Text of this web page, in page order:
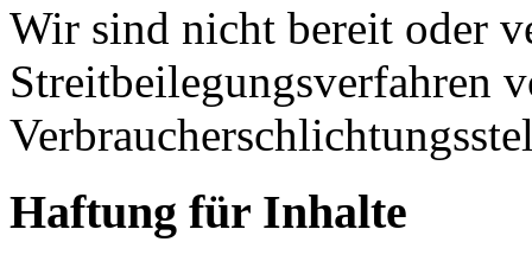
Wir sind nicht bereit oder
Streitbeilegungsverfahren
Haftung für Inhalte